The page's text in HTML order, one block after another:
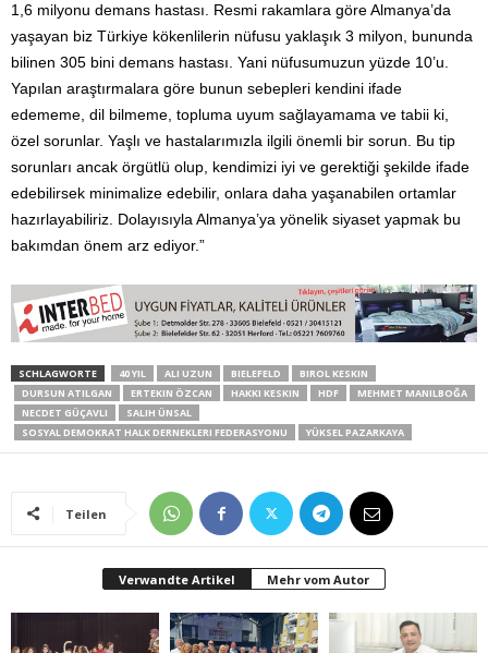
1,6 milyonu demans hastası. Resmi rakamlara göre Almanya’da
yaşayan biz Türkiye kökenlilerin nüfusu yaklaşık 3 milyon, bununda
bilinen 305 bini demans hastası. Yani nüfusumuzun yüzde 10’u.
Yapılan araştırmalara göre bunun sebepleri kendini ifade
edememe, dil bilmeme, topluma uyum sağlayamama ve tabii ki,
özel sorunlar. Yaşlı ve hastalarımızla ilgili önemli bir sorun. Bu tip
sorunları ancak örgütlü olup, kendimizi iyi ve gerektiği şekilde ifade
edebilirsek minimalize edebilir, onlara daha yaşanabilen ortamlar
hazırlayabiliriz. Dolayısıyla Almanya’ya yönelik siyaset yapmak bu
bakımdan önem arz ediyor.”
SCHLAGWORTE 40 YIL ALI UZUN BIELEFELD
BIROL KESKIN
DURSUN ATILGAN
ERTEKIN ÖZCAN HAKKI KESKIN HDF
MEHMET MANILBOĞA
NECDET GÜÇAVLI
SALIH ÜNSAL
SOSYAL DEMOKRAT HALK DERNEKLERI FEDERASYONU
YÜKSEL PAZARKAYA
Teilen
Verwandte Artikel Mehr vom Autor